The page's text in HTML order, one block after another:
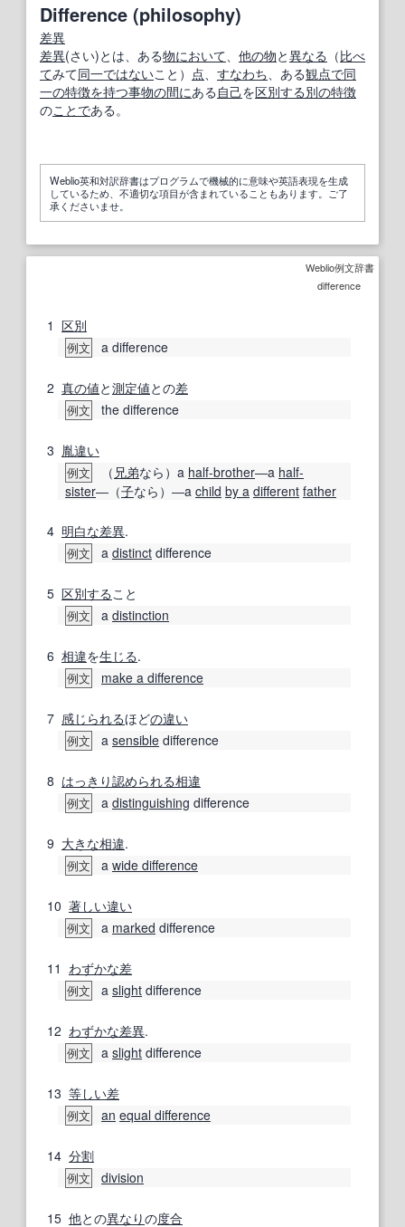
Difference (philosophy)
差異
差異(さい)とは、ある物において、 他の物と異なる （比べ
てみて同一ではないこと） 点、 すなわち、ある観点で同
一の特徴を持つ事物の間にある 自己を区別する別の特徴
のことである。
Weblio英和対訳辞書はプログラムで機械的に意味や英語表現を生成
しているため、不適切な項目が含まれていることもあります。ご了
承くださいませ。
Weblio例文辞書
difference
1 区別
例文 a difference
2 真の値と測定値との差
例文 the difference
3 胤違い
例文 （ 兄弟なら）a half-brother―a half-
sister―（子なら）―a child by a different father
4 明白な差異.
例文 a distinct difference
5 区別すること
例文 a distinction
6 相違を生じる.
例文 make a difference
7 感じられるほどの違い
例文 a sensible difference
8 はっきり認められる相違
例文 a distinguishing difference
9 大きな相違.
例文 a wide difference
10 著しい違い
例文 a marked difference
11 わずかな差
例文 a slight difference
12 わずかな差異.
例文 a slight difference
13 等しい差
例文 an equal difference
14 分割
例文 division
15 他との異なりの度合